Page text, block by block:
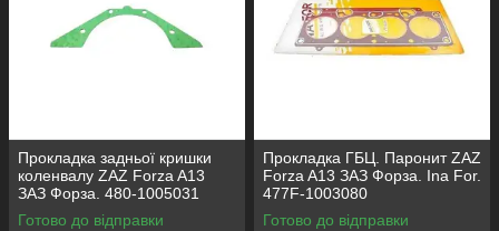
Прокладка задньої кришки
коленвалу ZAZ Forza A13
ЗАЗ Форза. 480-1005031
Готово до відправки
Прокладка ГБЦ. Паронит ZAZ
Forza A13 ЗАЗ Форза. Ina For.
477F-1003080
Готово до відправки